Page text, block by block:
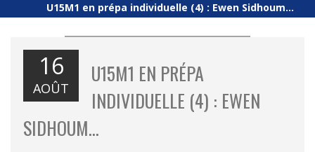
U15M1 en prépa individuelle (4) : Ewen Sidhoum…
16
AOÛT
U15M1 EN PRÉPA
INDIVIDUELLE (4) : EWEN
SIDHOUM…